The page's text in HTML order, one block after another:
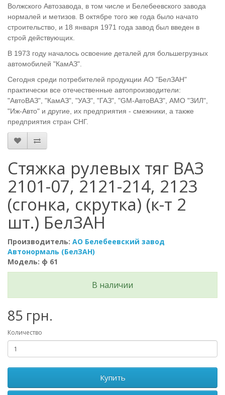
Волжского Автозавода, в том числе и Белебеевского завода
нормалей и метизов. В октябре того же года было начато
строительство, и 18 января 1971 года завод был введен в
строй действующих.
В 1973 году началось освоение деталей для большегрузных
автомобилей "КамАЗ".
Сегодня среди потребителей продукции АО "БелЗАН"
практически все отечественные автопроизводители:
"АвтоВАЗ", "КамАЗ", "УАЗ", "ГАЗ", "GM-АвтоВАЗ", АМО "ЗИЛ",
"Иж-Авто" и другие, их предприятия - смежники, а также
предприятия стран СНГ.
Стяжка рулевых тяг ВАЗ
2101-07, 2121-214, 2123
(сгонка, скрутка) (к-т 2
шт.) БелЗАН
Производитель: АО Белебеевский завод
Автонормаль (БелЗАН)
Модель: ф 61
В наличии
85 грн.
Количество
Купить